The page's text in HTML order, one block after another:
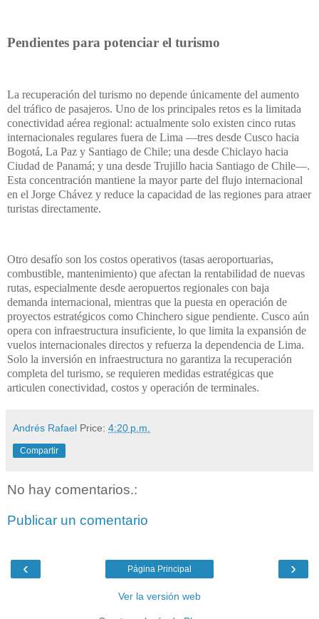
Pendientes para potenciar el turismo
La recuperación del turismo no depende únicamente del aumento
del tráfico de pasajeros. Uno de los principales retos es la limitada
conectividad aérea regional: actualmente solo existen cinco rutas
internacionales regulares fuera de Lima —tres desde Cusco hacia
Bogotá, La Paz y Santiago de Chile; una desde Chiclayo hacia
Ciudad de Panamá; y una desde Trujillo hacia Santiago de Chile—.
Esta concentración mantiene la mayor parte del flujo internacional
en el Jorge Chávez y reduce la capacidad de las regiones para atraer
turistas directamente.
Otro desafío son los costos operativos (tasas aeroportuarias,
combustible, mantenimiento) que afectan la rentabilidad de nuevas
rutas, especialmente desde aeropuertos regionales con baja
demanda internacional, mientras que la puesta en operación de
proyectos estratégicos como Chinchero sigue pendiente. Cusco aún
opera con infraestructura insuficiente, lo que limita la expansión de
vuelos internacionales directos y refuerza la dependencia de Lima.
Solo la inversión en infraestructura no garantiza la recuperación
completa del turismo, se requieren medidas estratégicas que
articulen conectividad, costos y operación de terminales.
Andrés Rafael Price: 4:20 p.m.
Compartir
No hay comentarios.:
Publicar un comentario
‹ ›
Página Principal
Ver la versión web